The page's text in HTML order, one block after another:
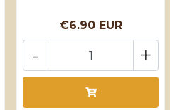
€6.90 EUR
+
-